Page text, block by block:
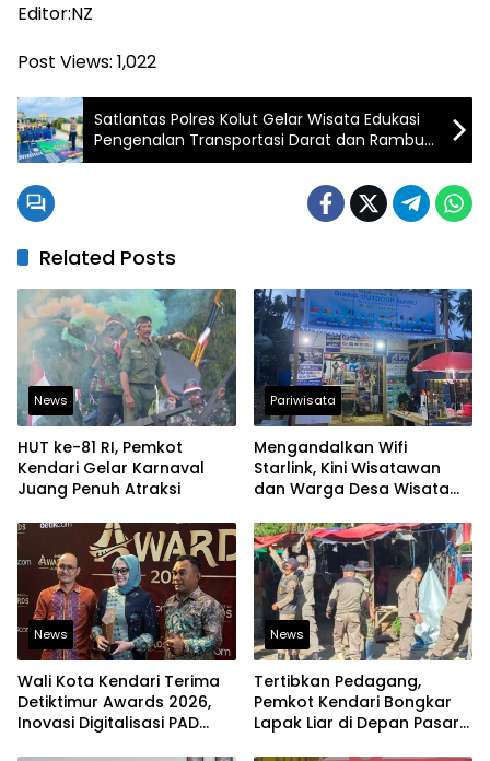
Editor:NZ
Post Views: 1,022
Satlantas Polres Kolut Gelar Wisata Edukasi
Pengenalan Transportasi Darat dan Rambu
Lalu Lintas Kepada Anak-anak TK
Related Posts
News
HUT ke-81 RI, Pemkot
Kendari Gelar Karnaval
Juang Penuh Atraksi
Pariwisata
Mengandalkan Wifi
Starlink, Kini Wisatawan
dan Warga Desa Wisata
Mengakses Transaksi
Digital
News
Wali Kota Kendari Terima
Detiktimur Awards 2026,
Inovasi Digitalisasi PAD
News
Tertibkan Pedagang,
Pemkot Kendari Bongkar
Lapak Liar di Depan Pasar